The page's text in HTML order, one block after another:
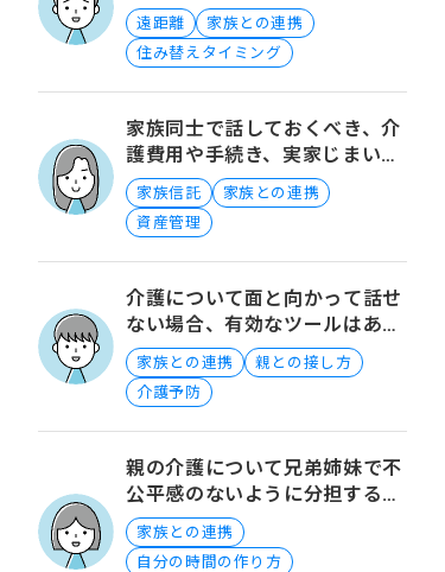
遠距離
家族との連携
住み替えタイミング
家族同士で話しておくべき、介
護費用や手続き、実家じまいや
墓じまいの実態とは？
家族信託
家族との連携
資産管理
介護について面と向かって話せ
ない場合、有効なツールはあり
ますか？
家族との連携
親との接し方
介護予防
親の介護について兄弟姉妹で不
公平感のないように分担するポ
イントを教えていただきたいで
す
家族との連携
自分の時間の作り方